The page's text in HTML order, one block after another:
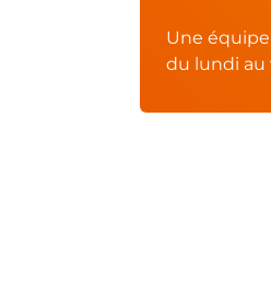
Une
du lundi au